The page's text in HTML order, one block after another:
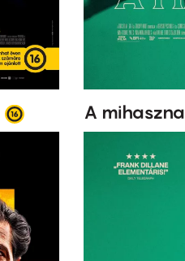
A mihaszna